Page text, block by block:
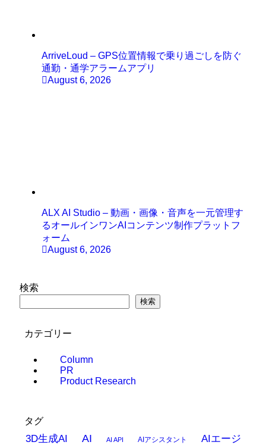
ArriveLoud – GPS位置情報で乗り過ごしを防ぐ
通勤・通学アラームアプリ
August 6, 2026
ALX AI Studio – 動画・画像・音声を一元管理す
るオールインワンAIコンテンツ制作プラットフ
ォーム
August 6, 2026
検索
検索
カテゴリー
Column
PR
Product Research
タグ
3D生成AI AI AI API AIアシスタント
AIエージ